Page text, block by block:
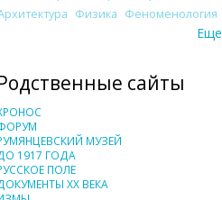
Физика Феноменология
Еще
сайты
МУЗЕЙ
1917 ГОДА
ПОЛЕ
XX ВЕКА